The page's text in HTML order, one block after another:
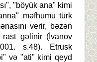
"böyük ana" kimi
məfhumu türk
verir, bəzən
gəlinir (İvanov
s.48). Etrusk
və "ati" kimi qeyd